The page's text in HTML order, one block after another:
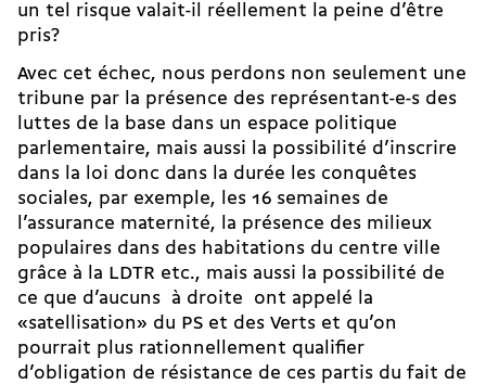
un tel risque valait-il réellement la peine d’être
pris?
Avec cet échec, nous perdons non seulement une
tribune par la présence des représentant-e-s des
luttes de la base dans un espace politique
parlementaire, mais aussi la possibilité d’inscrire
dans la loi donc dans la durée les conquêtes
sociales, par exemple, les 16 semaines de
l’assurance maternité, la présence des milieux
populaires dans des habitations du centre ville
grâce à la LDTR etc., mais aussi la possibilité de
ce que d’aucuns  à droite  ont appelé la
«satellisation» du PS et des Verts et qu’on
pourrait plus rationnellement qualifier
d’obligation de résistance de ces partis du fait de